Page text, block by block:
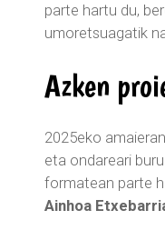
parte hartu du,
umoretsuagatik
Azken
2025eko
eta ondareari
formatean parte
Ainhoa